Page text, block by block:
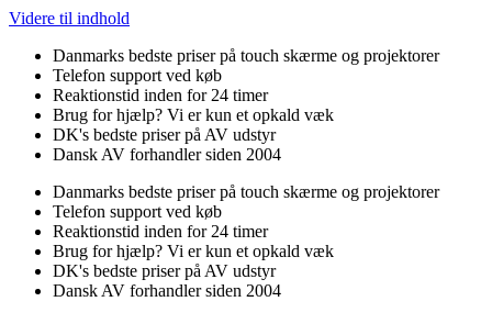
Videre til indhold
Danmarks bedste priser på touch skærme og projektorer
Telefon support ved køb
Reaktionstid inden for 24 timer
Brug for hjælp? Vi er kun et opkald væk
DK's bedste priser på AV udstyr
Dansk AV forhandler siden 2004
Danmarks bedste priser på touch skærme og projektorer
Telefon support ved køb
Reaktionstid inden for 24 timer
Brug for hjælp? Vi er kun et opkald væk
DK's bedste priser på AV udstyr
Dansk AV forhandler siden 2004